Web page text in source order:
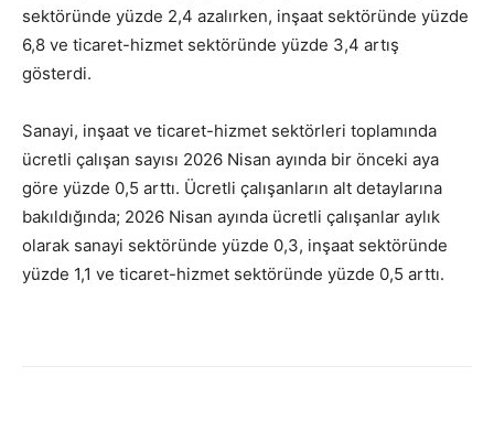
sektöründe yüzde 2,4 azalırken, inşaat sektöründe yüzde
6,8 ve ticaret-hizmet sektöründe yüzde 3,4 artış
gösterdi.
Sanayi, inşaat ve ticaret-hizmet sektörleri toplamında
ücretli çalışan sayısı 2026 Nisan ayında bir önceki aya
göre yüzde 0,5 arttı. Ücretli çalışanların alt detaylarına
bakıldığında; 2026 Nisan ayında ücretli çalışanlar aylık
olarak sanayi sektöründe yüzde 0,3, inşaat sektöründe
yüzde 1,1 ve ticaret-hizmet sektöründe yüzde 0,5 arttı.